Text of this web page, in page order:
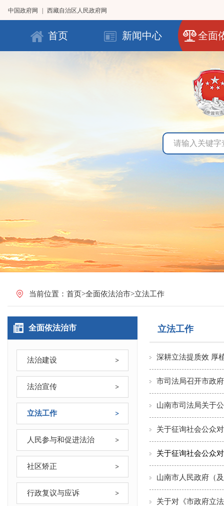
中国政府网 西藏自治区人民政府网
首页 新闻中心 全面
当前位置： 首页>全面依法治市>立法工作
全面依法治市
法治建设
法治宣传
立法工作
人民参与和促进法治
社区矫正
行政复议与应诉
立法工作
深耕立法提质效 厚
市司法局召开市政
山南市司法局关于
关于征询社会公众
关于征询社会公众
山南市人民政府（
关于对《市政府立